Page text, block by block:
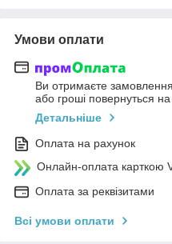
Умови оплати
Ви отримаєте замовлення
або гроші повернуться
Детальніше
Оплата на рахунок
Онлайн-оплата карткою
Оплата за реквізитами
Всі умови оплати